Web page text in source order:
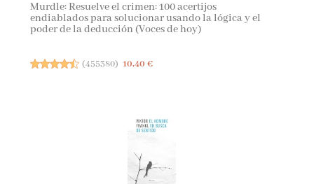
Murdle: Resuelve el crimen: 100 acertijos
endiablados para solucionar usando la lógica y el
poder de la deducción (Voces de hoy)
(455380) 10,40 €